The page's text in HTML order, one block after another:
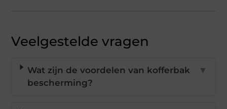
Veelgestelde vragen
Wat zijn de voordelen van kofferbak
bescherming?
▼